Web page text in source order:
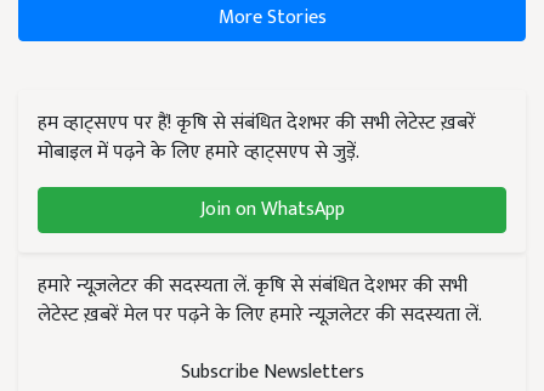
More Stories
हम व्हाट्सएप पर हैं! कृषि से संबंधित देशभर की सभी लेटेस्ट ख़बरें
मोबाइल में पढ़ने के लिए हमारे व्हाट्सएप से जुड़ें.
Join on WhatsApp
हमारे न्यूज़लेटर की सदस्यता लें. कृषि से संबंधित देशभर की सभी
लेटेस्ट ख़बरें मेल पर पढ़ने के लिए हमारे न्यूज़लेटर की सदस्यता लें.
Subscribe Newsletters